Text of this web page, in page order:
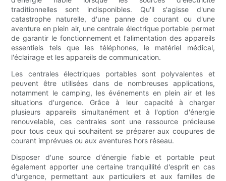
traditionnelles sont indisponibles. Qu'il s'agisse d'une
catastrophe naturelle, d'une panne de courant ou d'une
aventure en plein air, une centrale électrique portable permet
de garantir le fonctionnement et l'alimentation des appareils
essentiels tels que les téléphones, le matériel médical,
l'éclairage et les appareils de communication.
Les centrales électriques portables sont polyvalentes et
peuvent être utilisées dans de nombreuses applications,
notamment le camping, les événements en plein air et les
situations d'urgence. Grâce à leur capacité à charger
plusieurs appareils simultanément et à l'option d'énergie
renouvelable, ces centrales sont une ressource précieuse
pour tous ceux qui souhaitent se préparer aux coupures de
courant imprévues ou aux aventures hors réseau.
Disposer d'une source d'énergie fiable et portable peut
également apporter une certaine tranquillité d'esprit en cas
d'urgence, permettant aux particuliers et aux familles de